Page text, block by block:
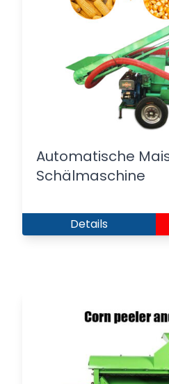
Automatische
Schälmaschine
Details